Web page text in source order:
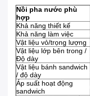
Nồi pha nước phù
hợp
Khả năng thiết kế
Khả năng làm việc
Vật liệu vỏ/trọng lượng
Vật liệu lớp bên trong /
Độ dày
Vật liệu bánh sandwich
/ độ dày
Áp suất hoạt động
sandwich